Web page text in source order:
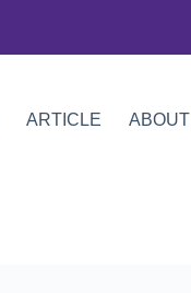
ARTICLE ABOUT